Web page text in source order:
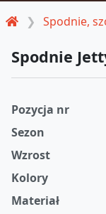
Spodnie,
Spodnie
Pozycja nr
Sezon
Wzrost
Kolory
Materiał